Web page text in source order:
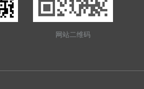
网站二维码